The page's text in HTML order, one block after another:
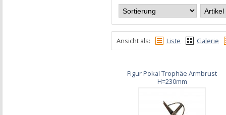
Ansicht als: Liste Galerie
Figur Pokal Trophäe Armbrust
H=230mm